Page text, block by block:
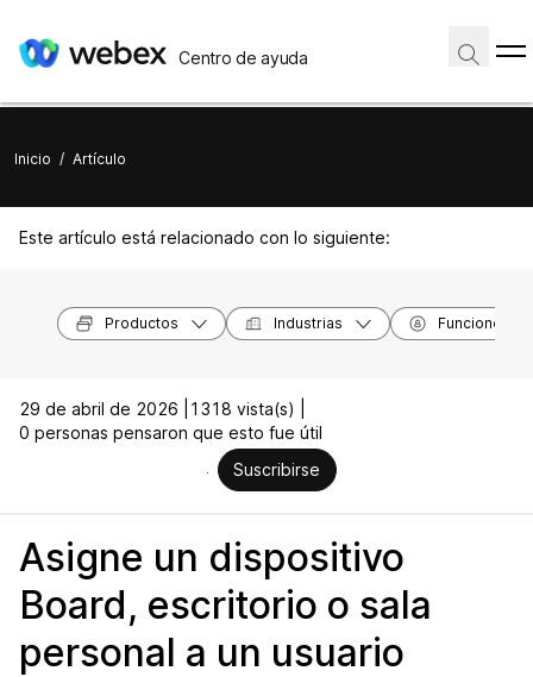
Centro de ayuda
Inicio / Artículo
Este artículo está relacionado con lo siguiente:
Productos Industrias Funciones
29 de abril de 2026 |
1318 vista(s) |
0 personas pensaron que esto fue útil
Suscribirse
Asigne un dispositivo
Board, escritorio o sala
personal a un usuario